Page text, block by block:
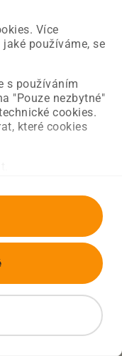
Více
používáme, se
s používáním
"Pouze nezbytné"
cookies.
které cookies
ji opravujeme.
stránku.
strana